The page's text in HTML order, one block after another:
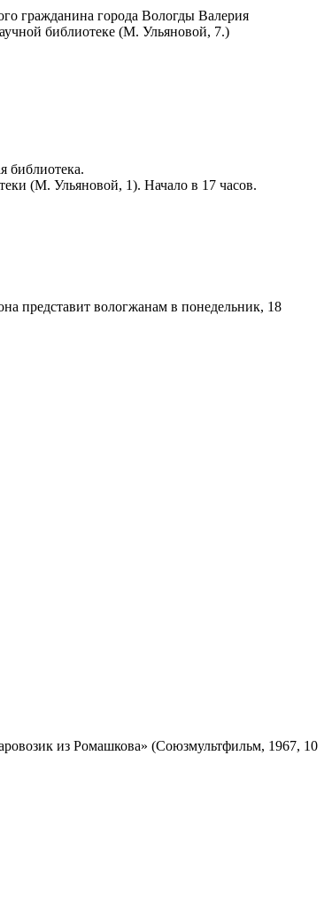
гражданина города Вологды Валерия
библиотеке (М. Ульяновой, 7.)
библиотека.
(М. Ульяновой, 1). Начало в 17 часов.
представит вологжанам в понедельник, 18
из Ромашкова» (Союзмультфильм, 1967, 10